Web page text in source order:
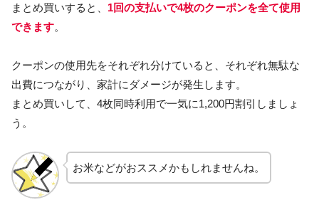
まとめ買いすると、 1回の支払いで4枚のクーポンを全て使用
できます。
クーポンの使用先をそれぞれ分けていると、それぞれ無駄な
出費につながり、家計にダメージが発生します。
まとめ買いして、4枚同時利用で一気に1,200円割引しましょ
う。
お米などがおススメかもしれませんね。